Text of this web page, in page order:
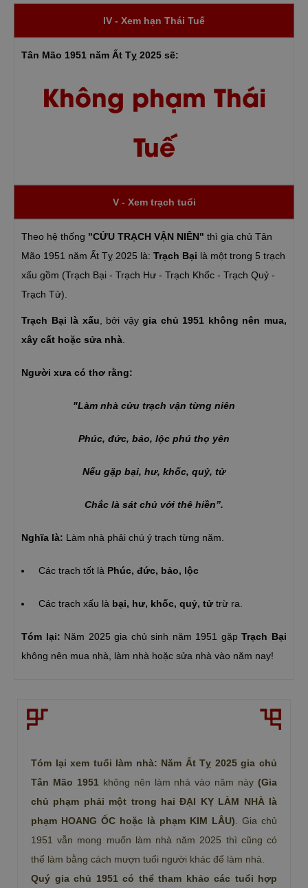
IV - Xem hạn Thái Tuế
Tân Mão 1951 năm Ất Tỵ 2025 sẽ:
Không phạm Thái
Tuế
V - Xem trạch tuổi
Theo hệ thống "CỬU TRẠCH VẬN NIÊN" thì gia chủ Tân
Mão 1951 năm Ất Tỵ 2025 là: Trạch Bại là một trong 5 trạch
xấu gồm (Trạch Bại - Trạch Hư - Trạch Khốc - Trạch Quỷ -
Trạch Tử).
Trạch Bại là xấu , bởi vậygia chủ 1951 không nên mua,
xây cất hoặc sửa nhà
Người xưa có thơ rằng:
"Làm nhà cửu trạch vận từng niên
Phúc, đức, bảo, lộc phú thọ yên
Nếu gặp bại, hư, khốc, quỷ, tử
Chắc là sát chủ với thê hiền”.
Nghĩa là: Làm nhà phải chú ý trạch từng năm.
Các trạch tốt là Phúc, đức, bảo, lộc
Các trạch xấu là bại, hư, khốc, quỷ, tử trừ ra.
Tóm lại: Năm 2025 gia chủ sinh năm 1951 gặpTrạch Bại
không nên mua nhà, làm nhà hoặc sửa nhà vào năm nay!
Tóm lại xem tuổi làm nhà: Năm Ất Tỵ 2025 gia chủ
Tân Mão 1951 không nên làm nhà vào năm này(Gia
chủ phạm phải một trong hai ĐẠI KỴ LÀM NHÀ là
phạm HOANG ỐC hoặc là phạm KIM LÂU) . Gia chủ
1951 vẫn mong muốn làm nhà năm 2025 thì cũng có
thể làm bằng cách mượn tuổi người khác để làm nhà.
Quý gia chủ 1951 có thể tham khảo các tuổi hợp